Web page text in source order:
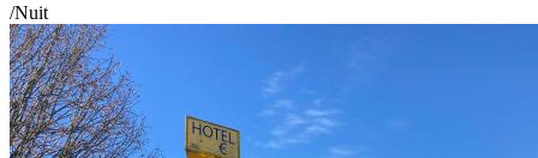
/Nuit